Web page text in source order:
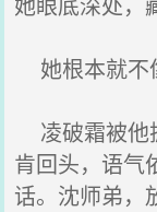
她根本就不
凌破霜被他
肯回头，语气
话。沈师弟，